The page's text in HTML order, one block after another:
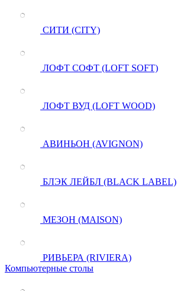
СИТИ (CITY)
ЛОФТ СОФТ (LOFT SOFT)
ЛОФТ ВУД (LOFT WOOD)
АВИНЬОН (AVIGNON)
БЛЭК ЛЕЙБЛ (BLACK LABEL)
МЕЗОН (MAISON)
РИВЬЕРА (RIVIERA)
Компьютерные столы